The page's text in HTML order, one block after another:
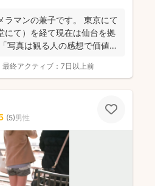
ラマンの兼子です。 東京にて
にて）を経て現在は仙台を拠
写真は観る人の感想で価値観
最終アクティブ： 7日以上前
(5)男性